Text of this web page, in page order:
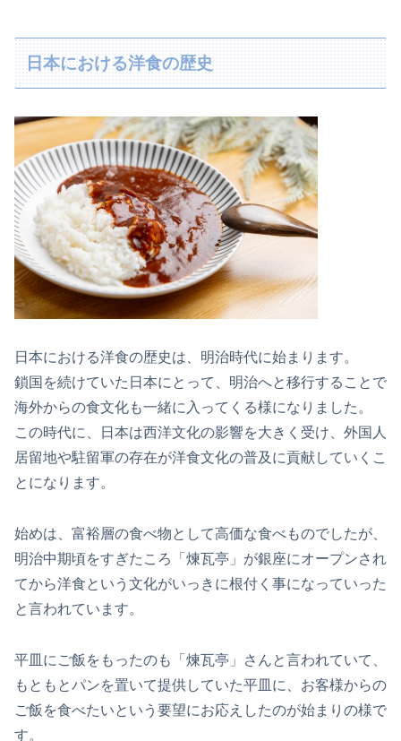
日本における洋食の歴史
日本における洋食の歴史は、明治時代に始まります。
鎖国を続けていた日本にとって、明治へと移行することで
海外からの食文化も一緒に入ってくる様になりました。
この時代に、日本は西洋文化の影響を大きく受け、外国人
居留地や駐留軍の存在が洋食文化の普及に貢献していくこ
とになります。
始めは、富裕層の食べ物として高価な食べものでしたが、
明治中期頃をすぎたころ「煉瓦亭」が銀座にオープンされ
てから洋食という文化がいっきに根付く事になっていった
と言われています。
平皿にご飯をもったのも「煉瓦亭」さんと言われていて、
もともとパンを置いて提供していた平皿に、お客様からの
ご飯を食べたいという要望にお応えしたのが始まりの様で
す。